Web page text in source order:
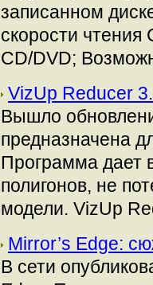
записанном
скорости
CD/DVD;
VizUp Reducer
Вышло
предназначена
Программа дает
полигонов, не
модели. VizUp
Mirror’s Edge:
В сети